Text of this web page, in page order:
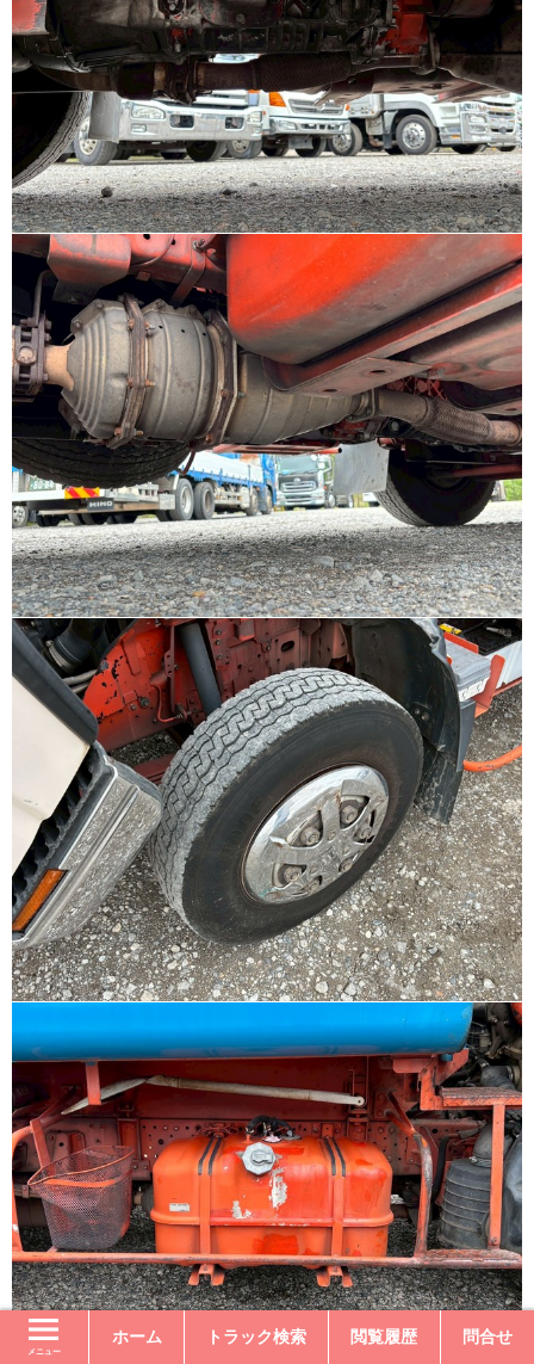
メニュー
ホーム トラック検索 閲覧履歴 問合せ